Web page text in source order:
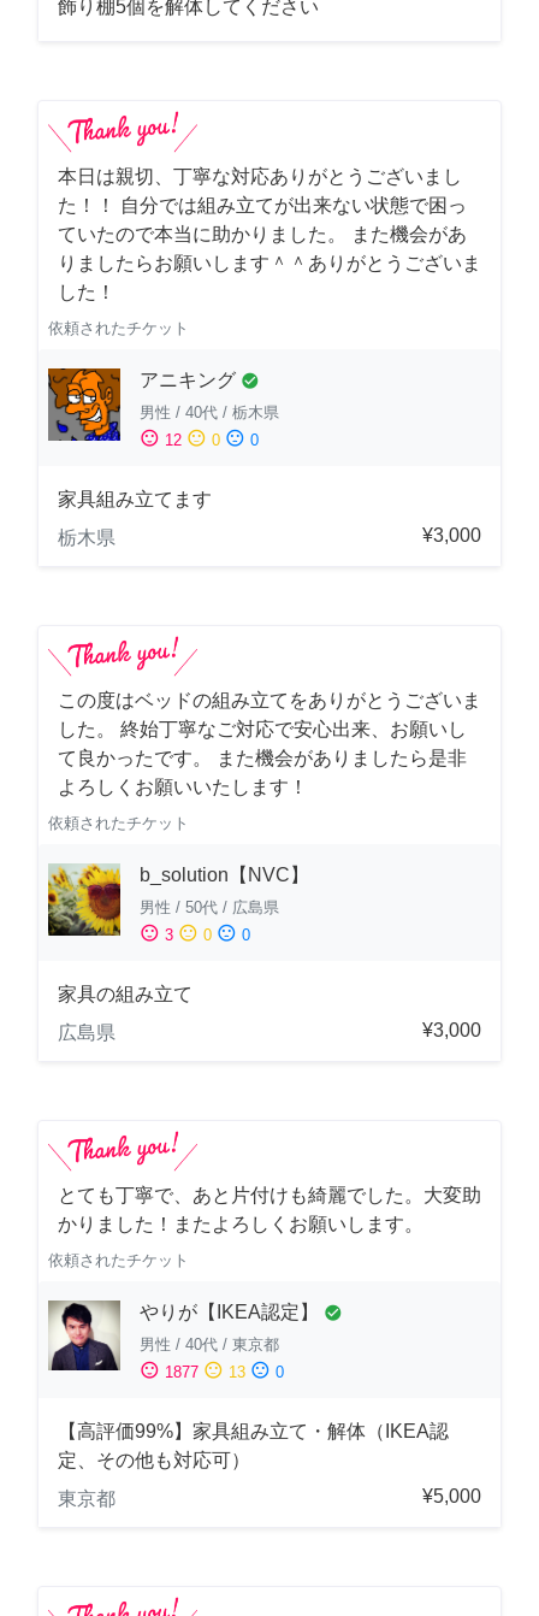
飾り棚5個を解体してください
本日は親切、丁寧な対応ありがとうございまし
た！！ 自分では組み立てが出来ない状態で困っ
ていたので本当に助かりました。 また機会があ
りましたらお願いします＾＾ありがとうございま
した！
依頼されたチケット
アニキング check_circle
男性 / 40代 / 栃木県
sentiment_satisfied 12 sentiment_neutral 0 sentiment_dissatisfied 0
家具組み立てます
栃木県
¥3,000
この度はベッドの組み立てをありがとうございま
した。 終始丁寧なご対応で安心出来、お願いし
て良かったです。 また機会がありましたら是非
よろしくお願いいたします！
依頼されたチケット
b_solution【NVC】
男性 / 50代 / 広島県
sentiment_satisfied 3 sentiment_neutral 0 sentiment_dissatisfied 0
家具の組み立て
広島県
¥3,000
とても丁寧で、あと片付けも綺麗でした。大変助
かりました！またよろしくお願いします。
依頼されたチケット
やりが【IKEA認定】 check_circle
男性 / 40代 / 東京都
sentiment_satisfied 1877 sentiment_neutral 13 sentiment_dissatisfied 0
【高評価99%】家具組み立て・解体（IKEA認
定、その他も対応可）
東京都
¥5,000